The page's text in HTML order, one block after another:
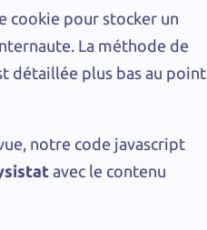
cookie pour stocker un
La méthode de
détaillée plus bas au point
notre code javascript
avec le contenu